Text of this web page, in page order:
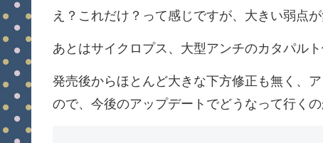
え？これだけ？って感じですが、大きい弱点
あとはサイクロプス、大型アンチのカタパル
発売後からほとんど大きな下方修正も無く、
ので、今後のアップデートでどうなって行くの